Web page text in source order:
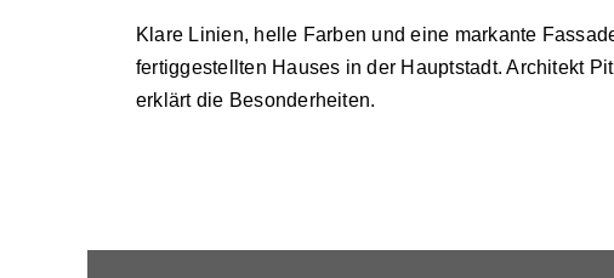
Klare Linien, helle Farben und eine markante
fertiggestellten Hauses in der Hauptstadt. Architekt
erklärt die Besonderheiten.